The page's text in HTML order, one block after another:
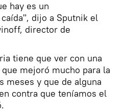
hay es un
dijo a Sputnik el
director de
tiene que ver con una
mejoró mucho para la
meses y que de alguna
contra que teníamos el